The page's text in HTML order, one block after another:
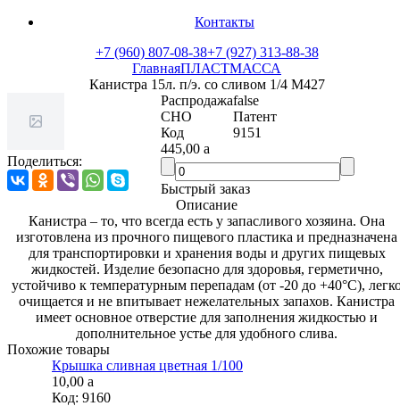
Контакты
+7 (960) 807-08-38+7 (927) 313-88-38
ГлавнаяПЛАСТМАССА
Канистра 15л. п/э. со сливом 1/4 М427
Поделиться:
Распродажаfalse
СНО
Патент
Код
9151
445,00a
Быстрый заказ
Описание
Канистра – то, что всегда есть у запасливого хозяина. Она
изготовлена из прочного пищевого пластика и предназначена
для транспортировки и хранения воды и других пищевых
жидкостей. Изделие безопасно для здоровья, герметично,
устойчиво к температурным перепадам (от -20 до +40°С), легко
очищается и не впитывает нежелательных запахов. Канистра
имеет основное отверстие для заполнения жидкостью и
дополнительное устье для удобного слива.
Похожие товары
Крышка сливная цветная 1/100
10,00a
Код:9160